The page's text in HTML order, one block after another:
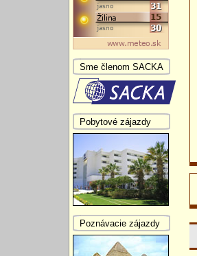
Sme členom SACKA
Pobytové zájazdy
Poznávacie zájazdy